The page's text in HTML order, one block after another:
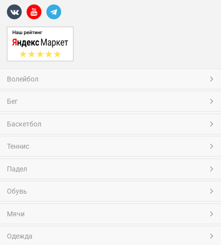
Волейбол
Бег
Баскетбол
Теннис
Падел
Обувь
Мячи
Одежда